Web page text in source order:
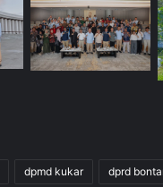
dpmd kukar dprd